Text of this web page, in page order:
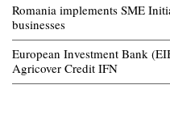
Romania implements SME
businesses
European Investment Bank
Agricover Credit IFN